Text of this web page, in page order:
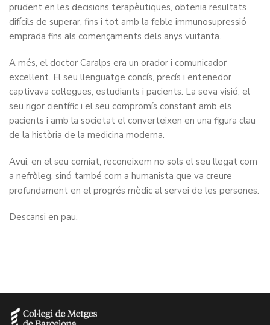
prudent en les decisions terapèutiques, obtenia resultats
difícils de superar, fins i tot amb la feble immunosupressió
emprada fins als començaments dels anys vuitanta.
A més, el doctor Caralps era un orador i comunicador
excel·lent. El seu llenguatge concís, precís i entenedor
captivava col·legues, estudiants i pacients. La seva visió, el
seu rigor científic i el seu compromís constant amb els
pacients i amb la societat el converteixen en una figura clau
de la història de la medicina moderna.
Avui, en el seu comiat, reconeixem no sols el seu llegat com
a nefròleg, sinó també com a humanista que va creure
profundament en el progrés mèdic al servei de les persones.
Descansi en pau.